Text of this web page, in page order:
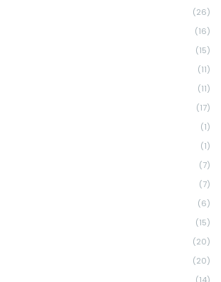
(26)
(16)
(15)
(11)
(11)
(17)
(1)
(1)
(7)
(7)
(6)
(15)
(20)
(20)